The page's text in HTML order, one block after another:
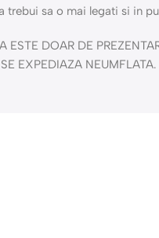
trebui sa o mai legati si in
ESTE DOAR DE
EXPEDIAZA NEUMFLATA.